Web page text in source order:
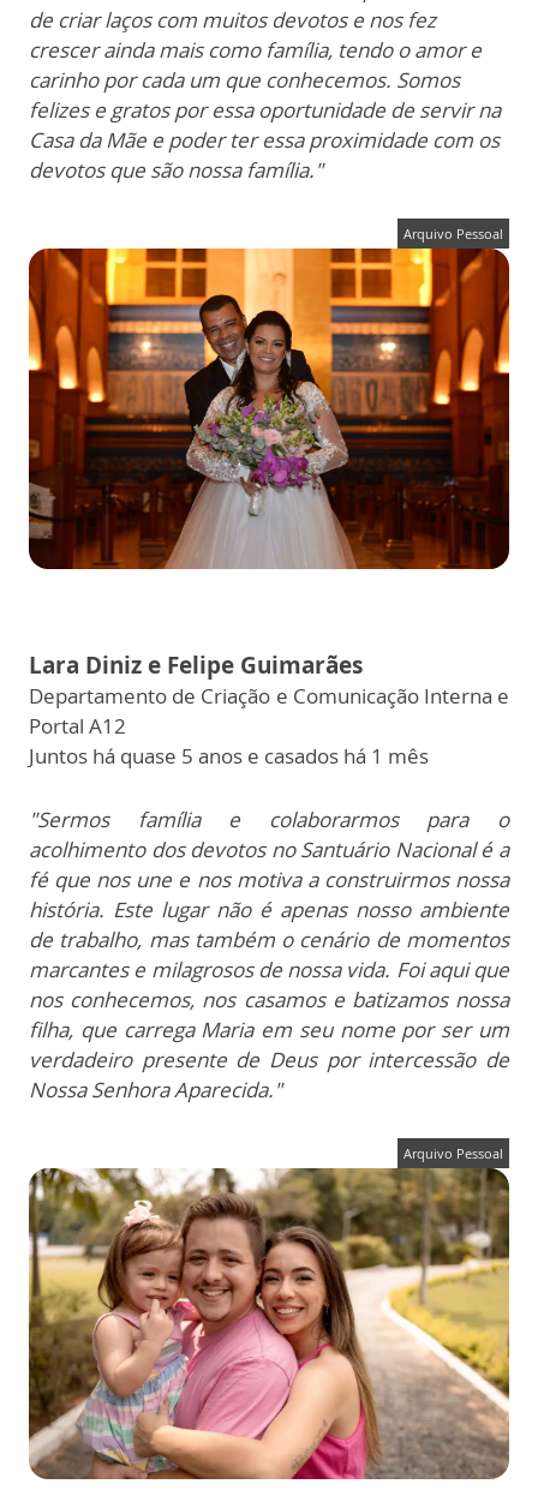
de criar laços com muitos devotos e nos fez
crescer ainda mais como família, tendo o amor e
carinho por cada um que conhecemos. Somos
felizes e gratos por essa oportunidade de servir na
Casa da Mãe e poder ter essa proximidade com os
devotos que são nossa família."
Arquivo Pessoal
Lara Diniz e Felipe Guimarães
Departamento de Criação e Comunicação Interna e
Portal A12
Juntos há quase 5 anos e casados há 1 mês
"Sermos família e colaborarmos para o
acolhimento dos devotos no Santuário Nacional é a
fé que nos une e nos motiva a construirmos nossa
história. Este lugar não é apenas nosso ambiente
de trabalho, mas também o cenário de momentos
marcantes e milagrosos de nossa vida. Foi aqui que
nos conhecemos, nos casamos e batizamos nossa
filha, que carrega Maria em seu nome por ser um
verdadeiro presente de Deus por intercessão de
Nossa Senhora Aparecida."
Arquivo Pessoal